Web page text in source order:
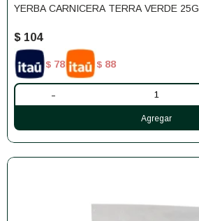
YERBA CARNICERA TERRA VERDE 25G
$ 104
$ 78 $ 88
-